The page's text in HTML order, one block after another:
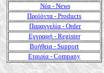
Νέα - News
Προϊόντα - Products
Παραγγελία - Order
Εγγραφή - Register
Βοήθεια - Support
Εταιρία - Company